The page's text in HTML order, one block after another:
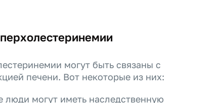
могут быть связаны с
печени. Вот некоторые из них:
люди могут иметь наследственную